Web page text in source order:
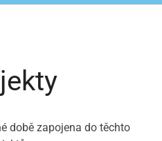
době zapojena do těchto